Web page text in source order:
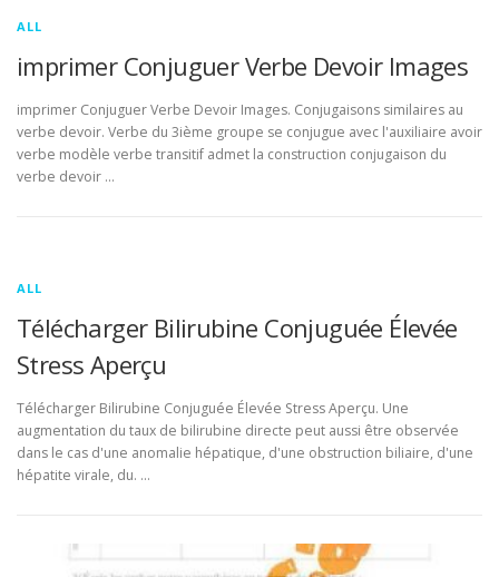
ALL
imprimer Conjuguer Verbe Devoir Images
imprimer Conjuguer Verbe Devoir Images. Conjugaisons similaires au
verbe devoir. Verbe du 3ième groupe se conjugue avec l'auxiliaire avoir
verbe modèle verbe transitif admet la construction conjugaison du
verbe devoir …
ALL
Télécharger Bilirubine Conjuguée Élevée
Stress Aperçu
Télécharger Bilirubine Conjuguée Élevée Stress Aperçu. Une
augmentation du taux de bilirubine directe peut aussi être observée
dans le cas d'une anomalie hépatique, d'une obstruction biliaire, d'une
hépatite virale, du. …